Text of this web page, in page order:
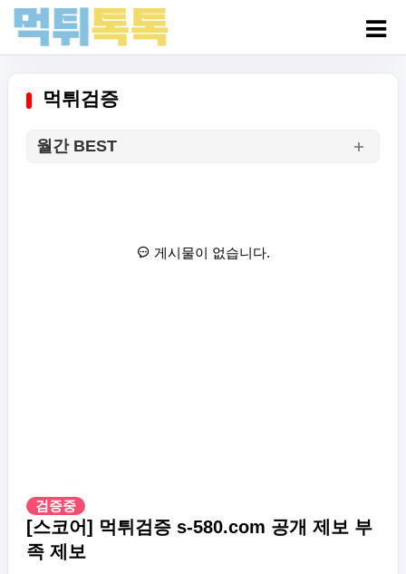
먹튀검증
월간 BEST
게시물이 없습니다.
검증중
[스코어] 먹튀검증 s-580.com 공개 제보 부
족 제보